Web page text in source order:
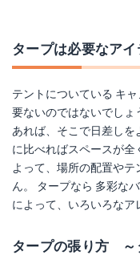
タープは必要なアイ
テントについている キ
要ないのではないでしょ
あれば、そこで日差し
に比べればスペースが全
よって、場所の配置や
ん。 タープなら 多彩な
によって、いろいろなア
タープの張り方 ～